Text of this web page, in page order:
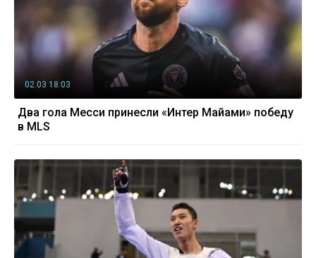
02.03 18:03
Два гола Месси принесли «Интер Майами» победу
в MLS